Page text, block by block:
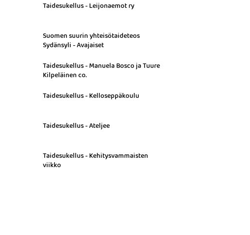
Taidesukellus - Leijonaemot ry
Suomen suurin yhteisötaideteos
Sydänsyli - Avajaiset
Taidesukellus - Manuela Bosco ja Tuure
Kilpeläinen co.
Taidesukellus - Kelloseppäkoulu
Taidesukellus - Ateljee
Taidesukellus - Kehitysvammaisten
viikko